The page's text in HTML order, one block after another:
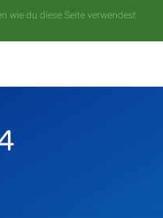
wie du diese Seite verwendest